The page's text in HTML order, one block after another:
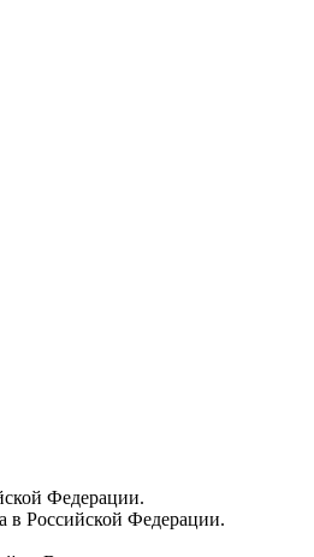
Федерации.
в Российской Федерации.